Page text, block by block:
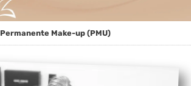
Permanente Make-up (PMU)